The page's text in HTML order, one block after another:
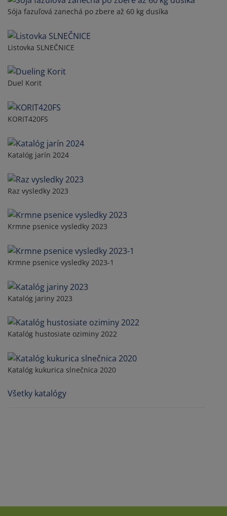
Sója fazuľová zanechá po zbere až 60 kg dusíka
Listovka SLNEČNICE
Duel Korit
KORIT420FS
Katalóg jarín 2024
Raz vysledky 2023
Krmne psenice vysledky 2023
Krmne psenice vysledky 2023-1
Katalóg jariny 2023
Katalóg hustosiate oziminy 2022
Katalóg kukurica slnečnica 2020
Všetky katalógy